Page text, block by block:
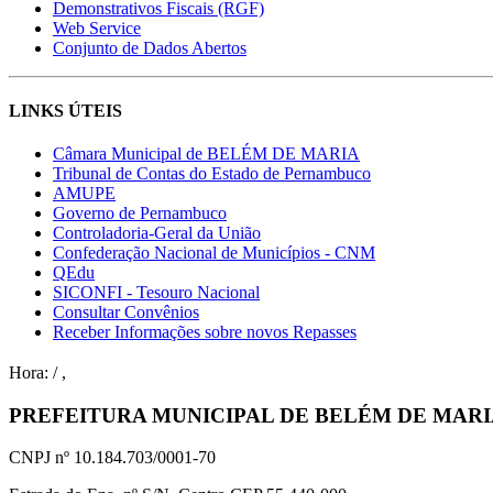
Demonstrativos Fiscais (RGF)
Web Service
Conjunto de Dados Abertos
LINKS ÚTEIS
Câmara Municipal de BELÉM DE MARIA
Tribunal de Contas do Estado de Pernambuco
AMUPE
Governo de Pernambuco
Controladoria-Geral da União
Confederação Nacional de Municípios - CNM
QEdu
SICONFI - Tesouro Nacional
Consultar Convênios
Receber Informações sobre novos Repasses
Hora: / ,
PREFEITURA MUNICIPAL DE BELÉM DE
CNPJ nº 10.184.703/0001-70